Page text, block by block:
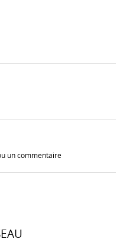
un commentaire